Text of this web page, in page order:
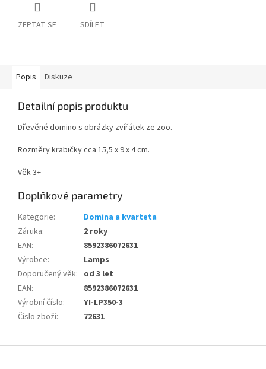
ZEPTAT SE SDÍLET
Popis Diskuze
Detailní popis produktu
Dřevěné domino s obrázky zvířátek ze zoo.
Rozměry krabičky cca 15,5 x 9 x 4 cm.
Věk 3+
Doplňkové parametry
Kategorie:
Domina a kvarteta
Záruka:
2 roky
EAN:
8592386072631
Výrobce:
Lamps
Doporučený věk: od 3 let
EAN:
8592386072631
Výrobní číslo:
YI-LP350-3
Číslo zboží: 72631